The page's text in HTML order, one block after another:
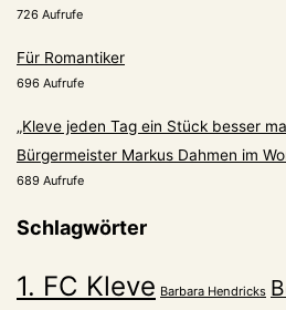
726 Aufrufe
Für Romantiker
696 Aufrufe
„Kleve jeden Tag ein Stück besser
Bürgermeister Markus Dahmen im
689 Aufrufe
Schlagwörter
1. FC Kleve Barbara Hendricks